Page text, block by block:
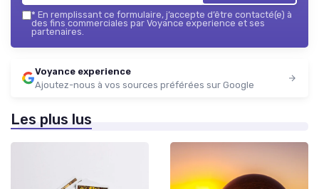
* En remplissant ce formulaire, j’accepte d’être contacté(e) à
des fins commerciales par Voyance experience et ses
partenaires.
Voyance experience
Ajoutez-nous à vos sources préférées sur Google
Les plus lus